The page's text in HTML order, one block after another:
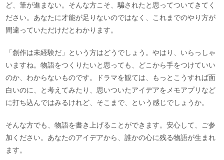
ど、筆が進まない。そんな方こそ、騙されたと思ってついてきてく
ださい。あなたに才能が足りないのではなく、これまでのやり方が
間違っていただけだとわかります。
「創作は未経験だ」という方はどうでしょう。やはり、いらっしゃ
いますね。物語をつくりたいと思っても、どこから手をつけていい
のか、わからないものです。ドラマを観ては、もっとこうすれば面
白いのに、と考えてみたり、思いついたアイデアをメモアプリなど
に打ち込んではみるけれど、そこまで、という感じでしょうか。
そんな方でも、物語を書き上げることができます。安心して、ご参
加ください。あなたのアイデアから、誰かの心に残る物語が生まれ
ます。